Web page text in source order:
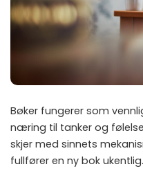
Bøker fungerer som
næring til tanker og
skjer med sinnets
fullfører en ny bok